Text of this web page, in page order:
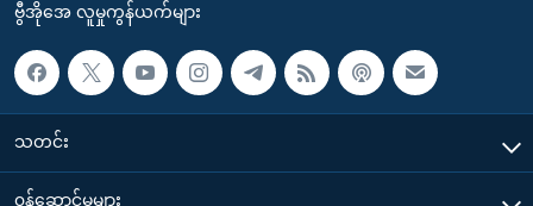
ဗွီအိုအေ လူမှုကွန်ယက်များ
သတင်း
၀န်ဆောင်မှုများ